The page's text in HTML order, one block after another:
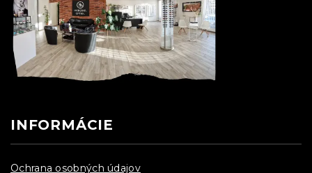
INFORMÁCIE
Ochrana osobných údajov